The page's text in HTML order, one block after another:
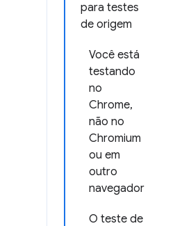
para testes
de origem
Você está
testando
no
Chrome,
não no
Chromium
ou em
outro
navegador
O teste de